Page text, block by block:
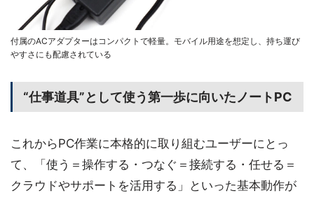
付属のACアダプターはコンパクトで軽量。モバイル用途を想定し、持ち運び
やすさにも配慮されている
“仕事道具”として使う第一歩に向いたノートPC
これからPC作業に本格的に取り組むユーザーにとっ
て、「使う＝操作する・つなぐ＝接続する・任せる＝
クラウドやサポートを活用する」といった基本動作が